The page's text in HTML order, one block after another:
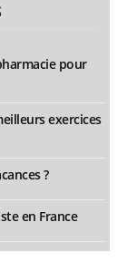
pour
exercices
?
en France